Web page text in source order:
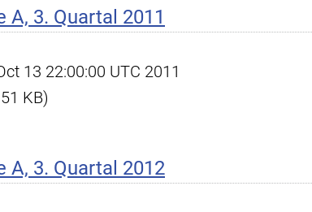
A, 3. Quartal 2011
13 22:00:00 UTC 2011
KB)
A, 3. Quartal 2012